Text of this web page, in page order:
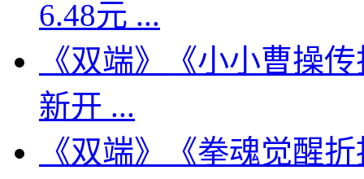
6.48元 ...
《双端》《小小曹操
新开 ...
《双端》《拳魂觉醒